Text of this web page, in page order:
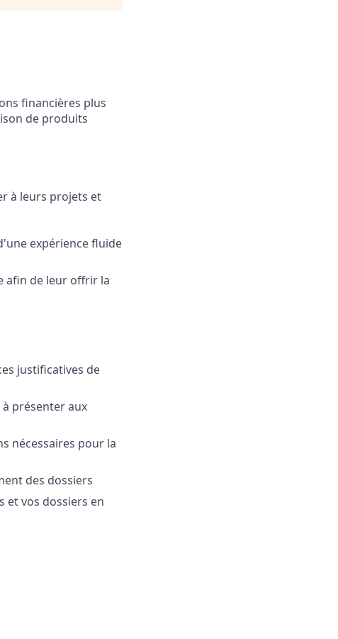
financières plus
de produits
à leurs projets et
expérience fluide
afin de leur offrir la
justificatives de
présenter aux
nécessaires pour la
des dossiers
et vos dossiers en